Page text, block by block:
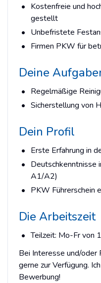
Kostenfreie und
gestellt
Unbefristete
Firmen PKW für
Deine
Regelmäßige
Sicherstellung von
Dein Profil
Erste Erfahrung in
Deutschkenntnisse
A1/A2)
PKW Führerschein
Die Arbeitszeit
Teilzeit: Mo-Fr von
Bei Interesse und/oder
gerne zur Verfügung.
Bewerbung!